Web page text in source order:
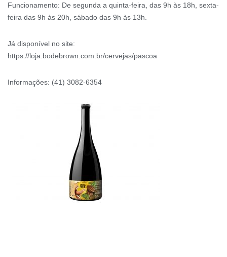
Funcionamento: De segunda a quinta-feira, das 9h às 18h, sexta-
feira das 9h às 20h, sábado das 9h às 13h.
Já disponível no site:
https://loja.bodebrown.com.br/cervejas/pascoa
Informações: (41) 3082-6354